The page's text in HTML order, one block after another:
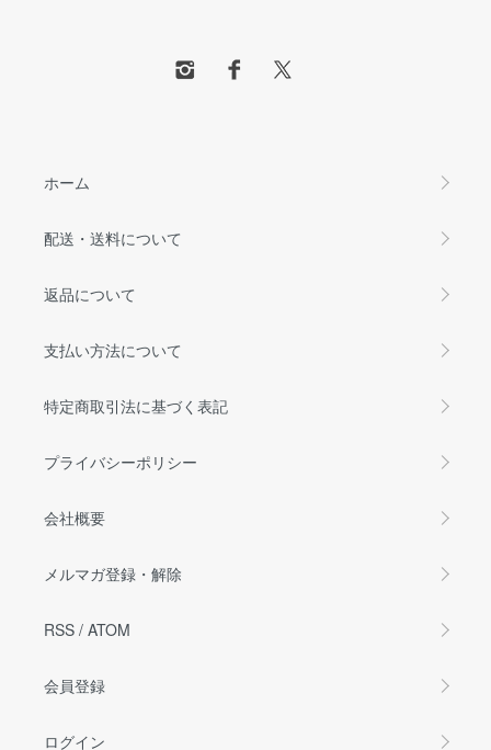
ホーム
配送・送料について
返品について
支払い方法について
特定商取引法に基づく表記
プライバシーポリシー
会社概要
メルマガ登録・解除
RSS / ATOM
会員登録
ログイン